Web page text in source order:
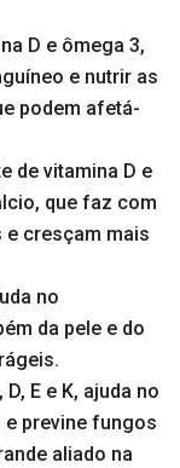
D e ômega 3,
e nutrir as
podem afetá-
de vitamina D e
que faz com
e cresçam mais
no
da pele e do
E e K, ajuda no
previne fungos
aliado na